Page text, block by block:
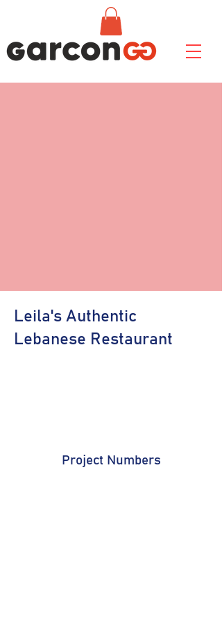
Leila's Authentic
Lebanese Restaurant
Project Numbers